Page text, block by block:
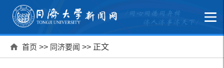
首页 >> 同济要闻 >> 正文